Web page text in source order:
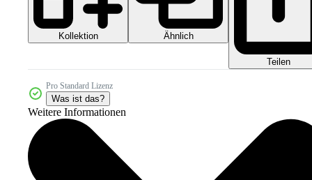
Kollektion Ähnlich
Teilen
Pro Standard Lizenz
Was ist das?
Weitere Informationen